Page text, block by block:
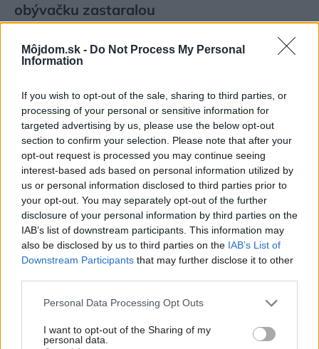
Môjdom.sk - Do Not Process My Personal
Information
If you wish to opt-out of the sale, sharing to third parties, or
processing of your personal or sensitive information for
targeted advertising by us, please use the below opt-out
section to confirm your selection. Please note that after your
opt-out request is processed you may continue seeing
interest-based ads based on personal information utilized by
us or personal information disclosed to third parties prior to
your opt-out. You may separately opt-out of the further
disclosure of your personal information by third parties on the
IAB’s list of downstream participants. This information may
also be disclosed by us to third parties on the IAB’s List of
Downstream Participants that may further disclose it to other
Please note that this website/app uses one or more Google
not limited to your visit or usage behaviour. You may click to
grant or deny consent to Google and its third-party tags to
Personal Data Processing Opt Outs
I want to opt-out of the Sharing of my
personal data.
obývačku zastaralou
Šíri sa z odpadkového koša silný zápach?
Tieto kroky vám pomôžu zbaviť sa ho